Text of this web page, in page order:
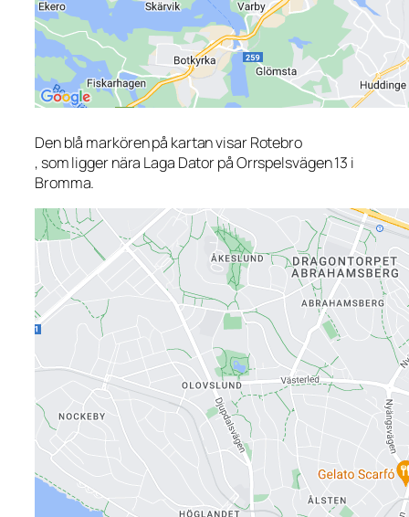
Den blå markören på kartan visar Rotebro
, som ligger nära Laga Dator på Orrspelsvägen 13 i
Bromma.